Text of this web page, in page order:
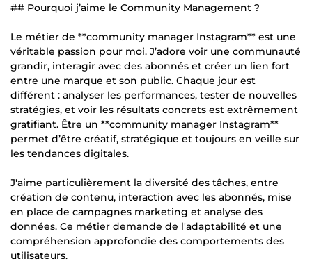
## Pourquoi j’aime le Community Management ?
Le métier de **community manager Instagram** est une
véritable passion pour moi. J’adore voir une communauté
grandir, interagir avec des abonnés et créer un lien fort
entre une marque et son public. Chaque jour est
différent : analyser les performances, tester de nouvelles
stratégies, et voir les résultats concrets est extrêmement
gratifiant. Être un **community manager Instagram**
permet d’être créatif, stratégique et toujours en veille sur
les tendances digitales.
J'aime particulièrement la diversité des tâches, entre
création de contenu, interaction avec les abonnés, mise
en place de campagnes marketing et analyse des
données. Ce métier demande de l'adaptabilité et une
compréhension approfondie des comportements des
utilisateurs.